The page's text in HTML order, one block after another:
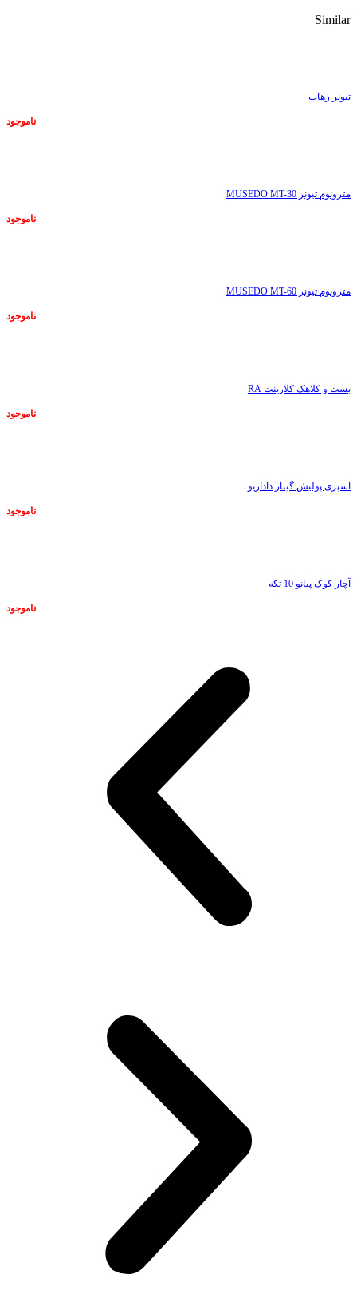
Similar
تیونر رهاب
ناموجود
مترونوم تیونر MUSEDO MT-30
ناموجود
مترونوم تیونر MUSEDO MT-60
ناموجود
بست و کلاهک کلارینت RA
ناموجود
اسپری پولیش گیتار داداریو
ناموجود
آچار کوک پیانو 10 تکه
ناموجود